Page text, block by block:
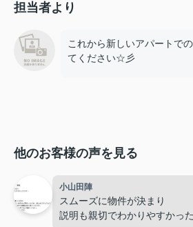
担当者より
これから新しいアパートで
てください☆彡
他のお客様の声を見る
小山田陣
スムーズに物件が決まり
説明も親切でわかりやすかっ